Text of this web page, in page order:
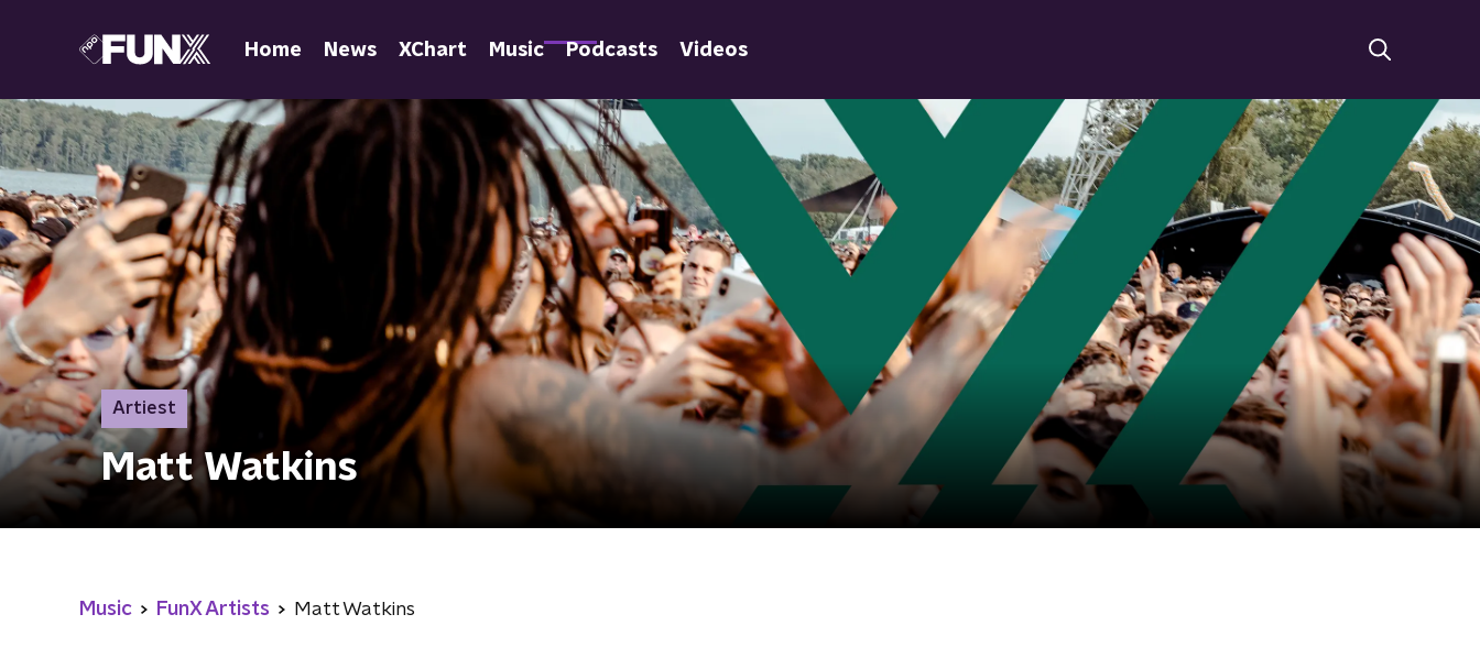
Home News XChart Music Podcasts Videos
Artiest
Matt Watkins
Music FunX Artists Matt Watkins